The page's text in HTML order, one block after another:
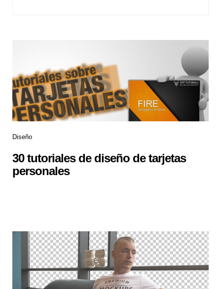
Diseño
30 tutoriales de diseño de tarjetas
personales